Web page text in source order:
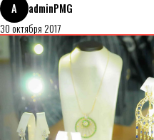
A
adminPMG
30 октября 2017